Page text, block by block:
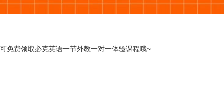
可免费领取必克英语一节外教一对一体验课程哦~